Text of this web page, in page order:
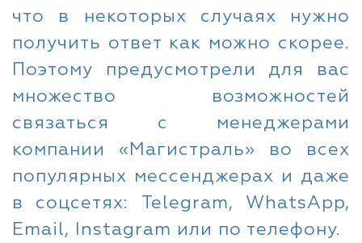
что в некоторых случаях нужно
получить ответ как можно скорее.
Поэтому предусмотрели для вас
множество возможностей
связаться с менеджерами
компании «Магистраль» во всех
популярных мессенджерах и даже
в соцсетях: Telegram, WhatsApp,
Email, Instagram или по телефону.